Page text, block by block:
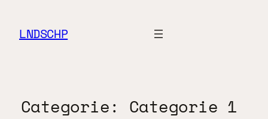
LNDSCHP
Categorie: Categorie 1